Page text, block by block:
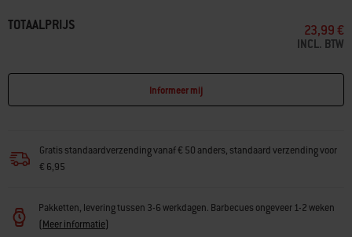
TOTAALPRIJS 23,99 €
INCL. BTW
Informeer mij
Gratis standaardverzending vanaf € 50 anders, standaard verzending voor
€ 6,95
Pakketten, levering tussen 3-6 werkdagen. Barbecues ongeveer 1-2 weken
(Meer informatie)